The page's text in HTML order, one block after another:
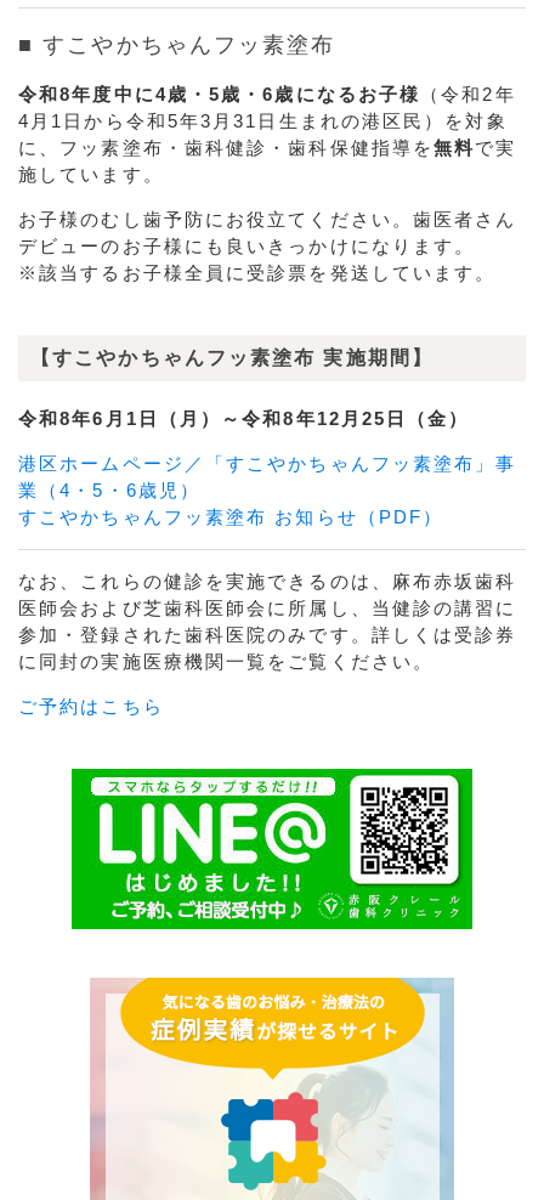
■ すこやかちゃんフッ素塗布
令和8年度中に4歳・5歳・6歳になるお子様
（令和2年
4月1日から令和5年3月31日生まれの港区民）を対象
に、フッ素塗布・歯科健診・歯科保健指導を無料で実
施しています。
お子様のむし歯予防にお役立てください。歯医者さん
デビューのお子様にも良いきっかけになります。
※該当するお子様全員に受診票を発送しています。
【すこやかちゃんフッ素塗布 実施期間】
令和8年6月1日（月）～令和8年12月25日（金）
港区ホームページ／「すこやかちゃんフッ素塗布」事
業（4・5・6歳児）
すこやかちゃんフッ素塗布 お知らせ（PDF）
なお、これらの健診を実施できるのは、麻布赤坂歯科
医師会および芝歯科医師会に所属し、当健診の講習に
参加・登録された歯科医院のみです。詳しくは受診券
に同封の実施医療機関一覧をご覧ください。
ご予約はこちら